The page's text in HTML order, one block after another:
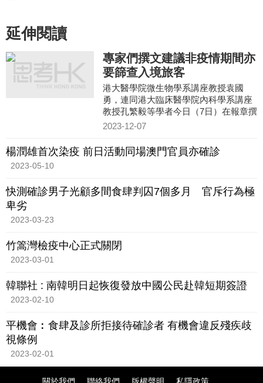
延伸閱讀
專家們撰文建議非疫情期間亦
要篩查入境旅客
港大醫學院微生物學系講座教授袁國
勇，連同港大臨床醫學院內科學系講座
教授孔繁毅等學者今日（7日）在報章撰
文，就香港未來應對疫情提出建議，指
2023-12-07
楊潤雄首次染疫 前日活動同場澳門官員亦確診
2023-05-10
快測確診男子光顧多間食肆判囚7個多月 官斥行為極
卑劣
2023-03-23
竹篙灣檢疫中心正式關閉
2023-03-01
韓聯社 : 南韓明日起恢復發放中國公民赴韓短期簽證
2023-02-10
平機會︰食肆及診所拒接待確診者 有機會違反殘疾歧
視條例
2023-02-01